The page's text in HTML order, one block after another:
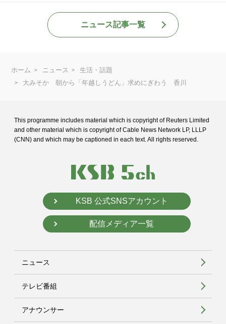
ニュース記事一覧
ホーム ニュース
生活・話題
大みそか 朝から「年越しうどん」求めにぎわう 香川
This programme includes material which is copyright of Reuters Limited
and other material which is copyright of Cable News Network LP, LLLP
(CNN) and which may be captioned in each text. All rights reserved.
KSB 公式SNSアカウント
配信メディア一覧
ニュース
テレビ番組
アナウンサー